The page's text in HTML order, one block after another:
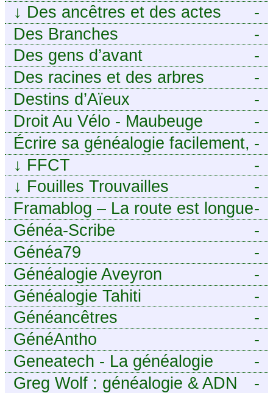
-
↓ Des ancêtres et des actes
-
Des Branches
-
Des gens d’avant
-
Des racines et des arbres
-
Destins d’Aïeux
-
Droit Au Vélo - Maubeuge
Sambre-Avesnois
-
Écrire sa généalogie facilement,
sans stress avec Généalordi
-
↓ FFCT
-
↓ Fouilles Trouvailles
-
Framablog – La route est longue
mais la voie est libre…
-
Généa-Scribe
-
Généa79
-
Généalogie Aveyron
-
Généalogie Tahiti
-
Généancêtres
-
GénéAntho
-
Geneatech - La généalogie
numérique à portée de tous
-
Greg Wolf : généalogie & ADN